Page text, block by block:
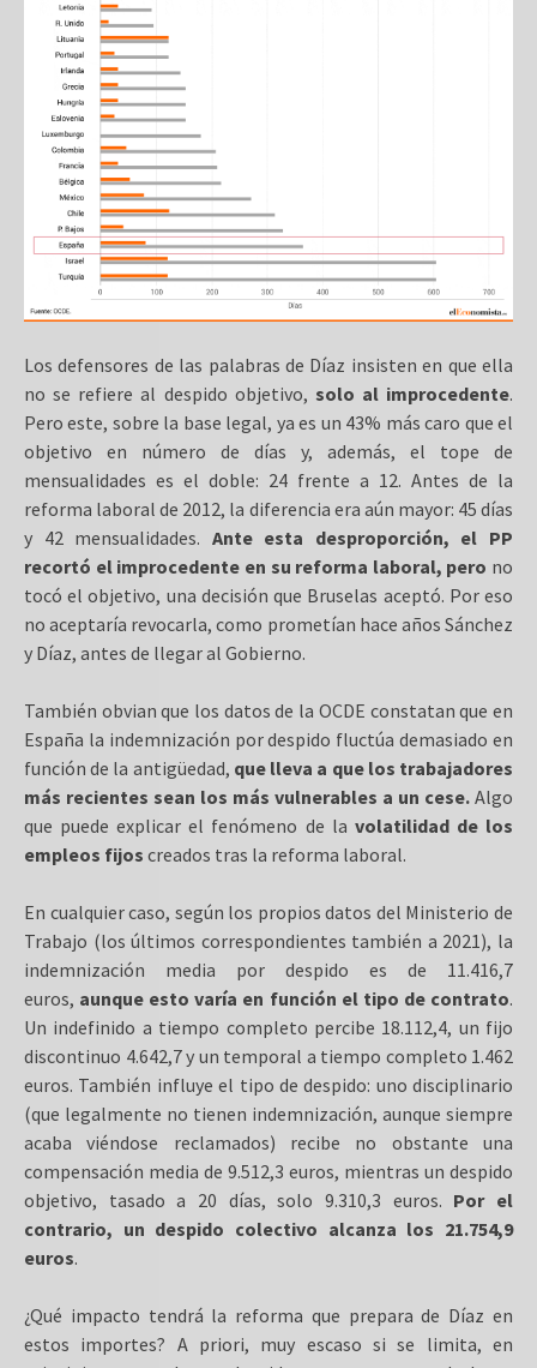
Los defensores de las palabras de Díaz insisten en que ella
no se refiere al despido objetivo, solo al improcedente.
Pero este, sobre la base legal, ya es un 43% más caro que el
objetivo en número de días y, además, el tope de
mensualidades es el doble: 24 frente a 12. Antes de la
reforma laboral de 2012, la diferencia era aún mayor: 45 días
y 42 mensualidades. Ante esta desproporción, el PP
recortó el improcedente en su reforma laboral, pero no
tocó el objetivo, una decisión que Bruselas aceptó. Por eso
no aceptaría revocarla, como prometían hace años Sánchez
y Díaz, antes de llegar al Gobierno.
También obvian que los datos de la OCDE constatan que en
España la indemnización por despido fluctúa demasiado en
función de la antigüedad, que lleva a que los trabajadores
más recientes sean los más vulnerables a un cese. Algo
que puede explicar el fenómeno de la volatilidad de los
empleos fijos creados tras la reforma laboral.
En cualquier caso, según los propios datos del Ministerio de
Trabajo (los últimos correspondientes también a 2021), la
indemnización media por despido es de 11.416,7
euros, aunque esto varía en función el tipo de contrato.
Un indefinido a tiempo completo percibe 18.112,4, un fijo
discontinuo 4.642,7 y un temporal a tiempo completo 1.462
euros. También influye el tipo de despido: uno disciplinario
(que legalmente no tienen indemnización, aunque siempre
acaba viéndose reclamados) recibe no obstante una
compensación media de 9.512,3 euros, mientras un despido
objetivo, tasado a 20 días, solo 9.310,3 euros. Por el
contrario, un despido colectivo alcanza los 21.754,9
euros.
¿Qué impacto tendrá la reforma que prepara de Díaz en
estos importes? A priori, muy escaso si se limita, en